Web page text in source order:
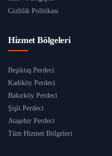
Gizlilik Politikası
Hizmet Bölgeleri
Beşiktaş Perdeci
Kadıköy Perdeci
Bakırköy Perdeci
Şişli Perdeci
Ataşehir Perdeci
Tüm Hizmet Bölgeleri